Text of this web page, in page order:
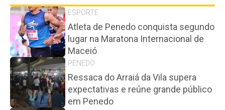
ESPORTE
Atleta de Penedo conquista segundo
lugar na Maratona Internacional de
Maceió
PENEDO
Ressaca do Arraiá da Vila supera
expectativas e reúne grande público
em Penedo